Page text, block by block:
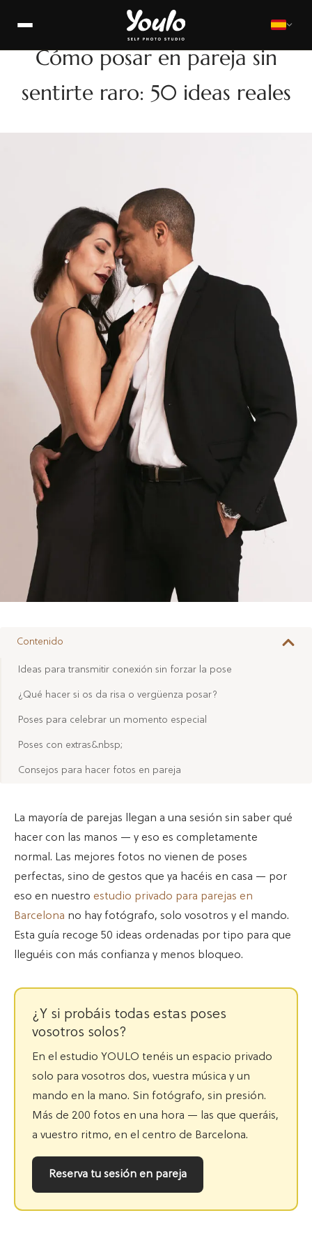
FOTO FAMILIAR
Cómo posar en pareja sin
sentirte raro: 50 ideas reales
Contenido
Ideas para transmitir conexión sin forzar la pose
¿Qué hacer si os da risa o vergüenza posar?
Poses para celebrar un momento especial
Poses con extras&nbsp;
Consejos para hacer fotos en pareja
La mayoría de parejas llegan a una sesión sin saber qué
hacer con las manos — y eso es completamente
normal. Las mejores fotos no vienen de poses
perfectas, sino de gestos que ya hacéis en casa — por
eso en nuestro estudio privado para parejas en
Barcelona no hay fotógrafo, solo vosotros y el mando.
Esta guía recoge 50 ideas ordenadas por tipo para que
lleguéis con más confianza y menos bloqueo.
¿Y si probáis todas estas poses
vosotros solos?
En el estudio YOULO tenéis un espacio privado
solo para vosotros dos, vuestra música y un
mando en la mano. Sin fotógrafo, sin presión.
Más de 200 fotos en una hora — las que queráis,
a vuestro ritmo, en el centro de Barcelona.
Reserva tu sesión en pareja